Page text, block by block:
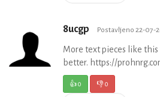
8ucgp Postavljeno 22-07-
More text pieces like
better. https://
👍0 👎0